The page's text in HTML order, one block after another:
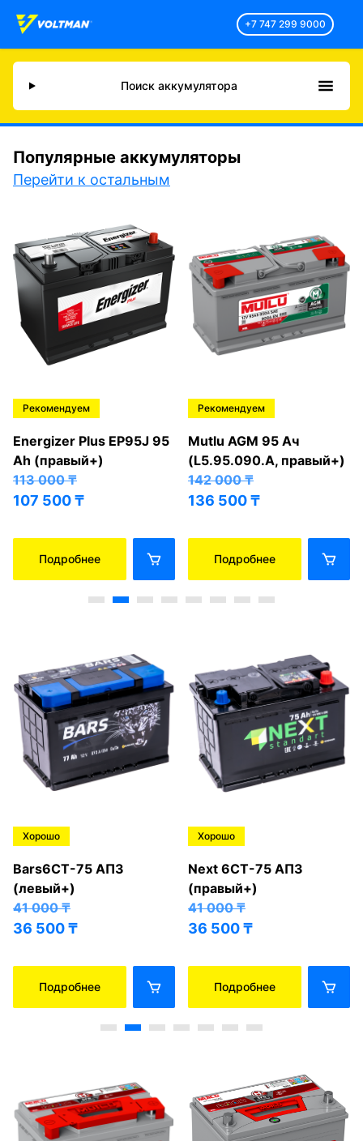
+7 747 299 9000
Поиск аккумулятора
Популярные аккумуляторы
Перейти к остальным
Рекомендуем
Energizer Plus EP95J 95
Ah (правый+)
113 000₸
107 500₸
Подробнее
Рекомендуем
Mutlu AGM 95 Ач
(L5.95.090.A, правый+)
142 000₸
136 500₸
Подробнее
Хорошо
Bars6СТ-75 АПЗ
(левый+)
41 000₸
36 500₸
Подробнее
Хорошо
Next 6СТ-75 АПЗ
(правый+)
41 000₸
36 500₸
Подробнее